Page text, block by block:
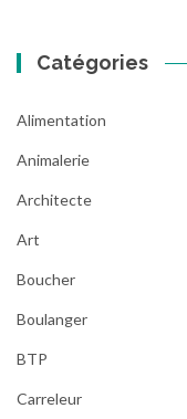
Catégories
Alimentation
Animalerie
Architecte
Art
Boucher
Boulanger
BTP
Carreleur